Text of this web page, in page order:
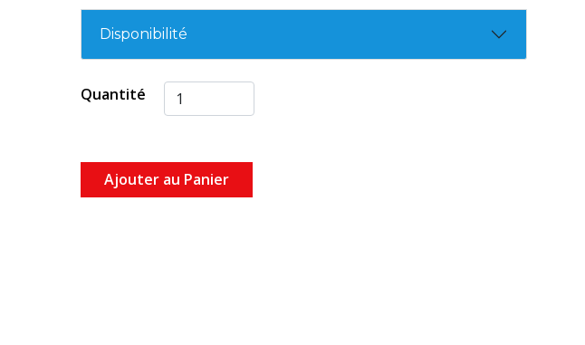
Disponibilité
Quantité
Ajouter au Panier